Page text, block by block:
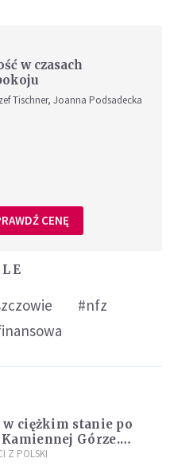
w czasach
Tischner, Joanna Podsadecka
CENĘ
#nfz
w ciężkim stanie po
Górze.
dwóch
Z POLSKI